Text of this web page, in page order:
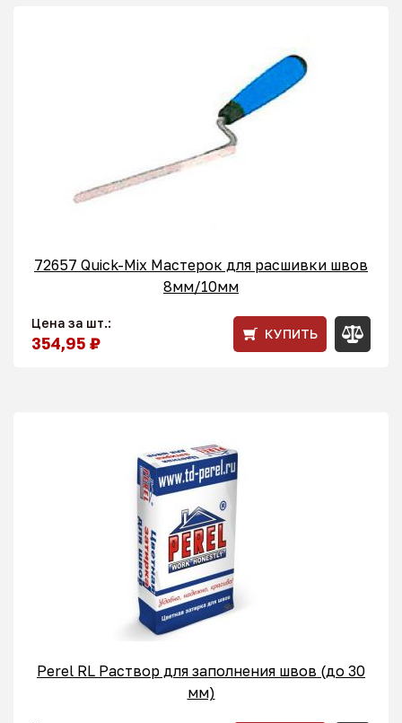
72657 Quick-Mix Мастерок для расшивки швов
8мм/10мм
Цена за шт.:
354,95 ₽ КУПИТЬ
Perel RL Раствор для заполнения швов (до 30
мм)